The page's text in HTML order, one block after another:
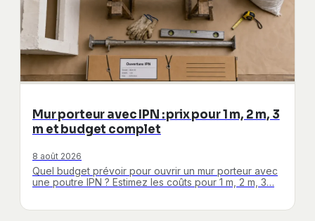
Mur porteur avec IPN : prix pour 1 m, 2 m, 3
m et budget complet
8 août 2026
Quel budget prévoir pour ouvrir un mur porteur avec
une poutre IPN ? Estimez les coûts pour 1 m, 2 m, 3…